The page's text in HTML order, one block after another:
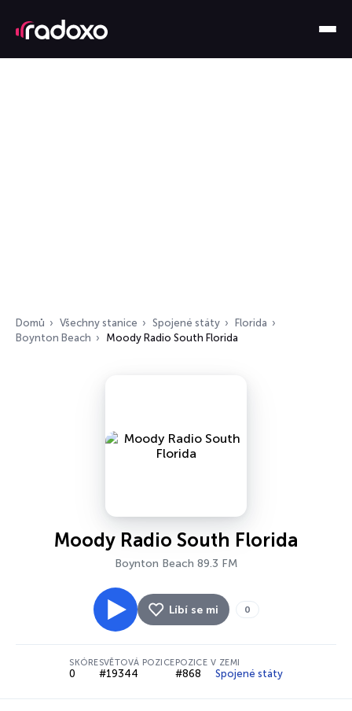
Domů Všechny stanice Spojené státy
Florida
Boynton Beach
Moody Radio South Florida
Moody Radio South Florida
Boynton Beach 89.3 FM
Líbí se mi 0
SKÓRE
0
SVĚTOVÁ POZICE
#19344
POZICE V ZEMI
#868 Spojené státy